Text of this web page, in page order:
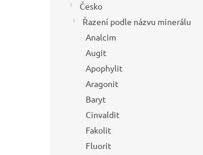
Česko
Řazení podle názvu minerálu
Analcim
Augit
Apophylit
Aragonit
Baryt
Cinvaldit
Fakolit
Fluorit